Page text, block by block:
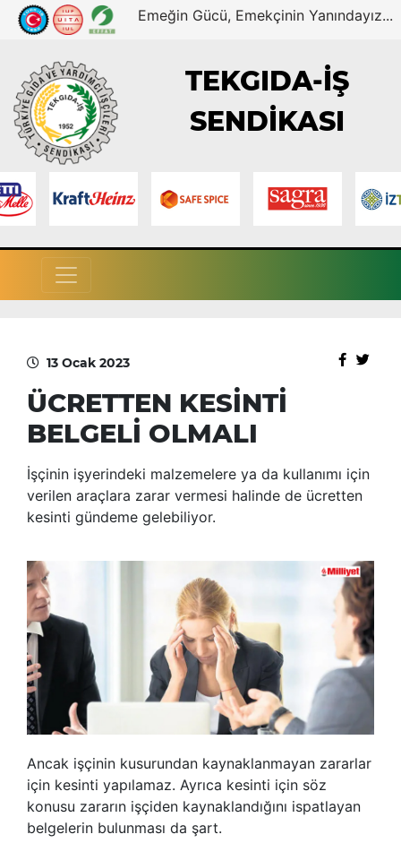
Emeğin Gücü, Emekçinin Yanındayız...
TEKGIDA-İŞ
SENDİKASI
13 Ocak 2023
ÜCRETTEN KESİNTİ
BELGELİ OLMALI
İşçinin işyerindeki malzemelere ya da kullanımı için
verilen araçlara zarar vermesi halinde de ücretten
kesinti gündeme gelebiliyor.
Ancak işçinin kusurundan kaynaklanmayan zararlar
için kesinti yapılamaz. Ayrıca kesinti için söz
konusu zararın işçiden kaynaklandığını ispatlayan
belgelerin bulunması da şart.